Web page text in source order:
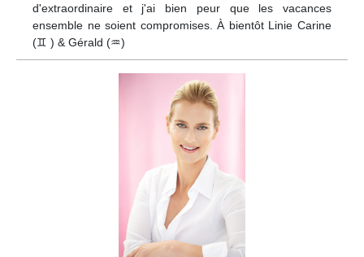
d'extraordinaire et j'ai bien peur que les vacances
ensemble ne soient compromises. À bientôt Linie Carine
(♊ ) & Gérald (♒)